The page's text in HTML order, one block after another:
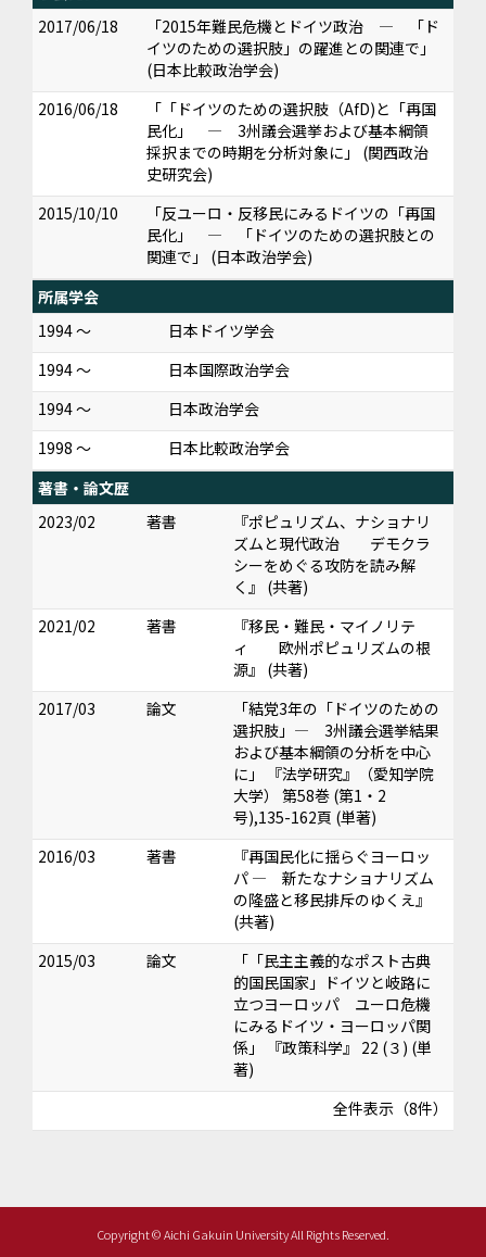
2017/06/18
「2015年難民危機とドイツ政治 ― 「ド
イツのための選択肢」の躍進との関連で」
(日本比較政治学会)
2016/06/18
「「ドイツのための選択肢（AfD)と「再国
民化」 ― 3州議会選挙および基本綱領
採択までの時期を分析対象に」 (関西政治
史研究会)
2015/10/10
「反ユーロ・反移民にみるドイツの「再国
民化」 ― 「ドイツのための選択肢との
関連で」 (日本政治学会)
所属学会
1994 ～
日本ドイツ学会
1994 ～
日本国際政治学会
1994 ～
日本政治学会
1998 ～
日本比較政治学会
著書・論文歴
2023/02
著書
『ポピュリズム、ナショナリ
ズムと現代政治 デモクラ
シーをめぐる攻防を読み解
く』 (共著)
2021/02
著書
『移民・難民・マイノリテ
ィ 欧州ポピュリズムの根
源』 (共著)
2017/03
論文
「結党3年の「ドイツのための
選択肢」― 3州議会選挙結果
および基本綱領の分析を中心
に」 『法学研究』（愛知学院
大学） 第58巻 (第1・2
号),135-162頁 (単著)
2016/03
著書
『再国民化に揺らぐヨーロッ
パ ― 新たなナショナリズム
の隆盛と移民排斥のゆくえ』
(共著)
2015/03
論文
「「民主主義的なポスト古典
的国民国家」ドイツと岐路に
立つヨーロッパ ユーロ危機
にみるドイツ・ヨーロッパ関
係」 『政策科学』 22 (３) (単
著)
全件表示（8件）
Copyright © Aichi Gakuin University All Rights Reserved.